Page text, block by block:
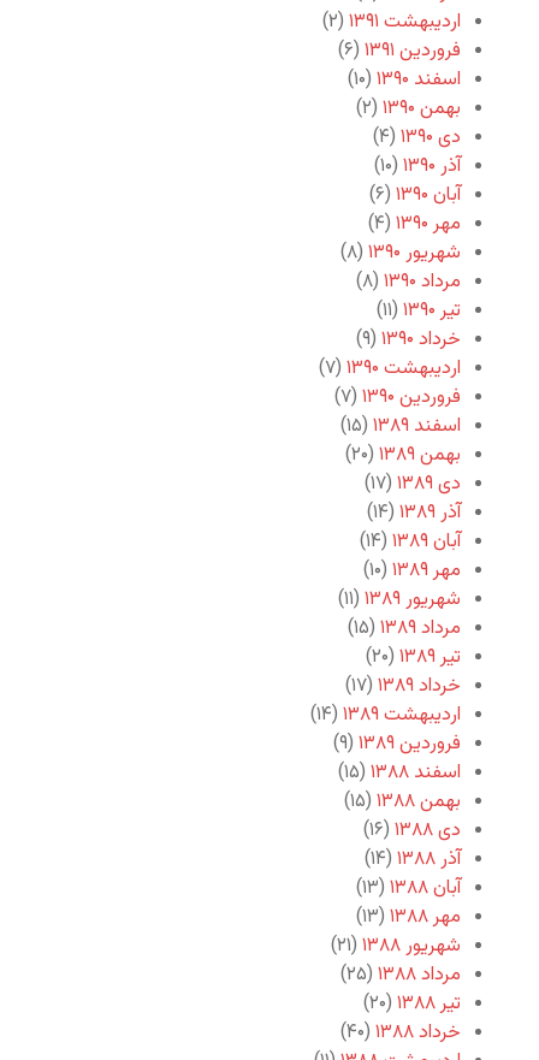
اردیبهشت ۱۳۹۱
(۲)
فروردین ۱۳۹۱
(۶)
اسفند ۱۳۹۰
(۱۰)
بهمن ۱۳۹۰
(۲)
دی ۱۳۹۰
(۴)
آذر ۱۳۹۰
(۱۰)
آبان ۱۳۹۰
(۶)
مهر ۱۳۹۰
(۴)
شهریور ۱۳۹۰
(۸)
مرداد ۱۳۹۰
(۸)
تیر ۱۳۹۰
(۱۱)
خرداد ۱۳۹۰
(۹)
اردیبهشت ۱۳۹۰
(۷)
فروردین ۱۳۹۰
(۷)
اسفند ۱۳۸۹
(۱۵)
بهمن ۱۳۸۹
(۲۰)
دی ۱۳۸۹
(۱۷)
آذر ۱۳۸۹
(۱۴)
آبان ۱۳۸۹
(۱۴)
مهر ۱۳۸۹
(۱۰)
شهریور ۱۳۸۹
(۱۱)
مرداد ۱۳۸۹
(۱۵)
تیر ۱۳۸۹
(۲۰)
خرداد ۱۳۸۹
(۱۷)
اردیبهشت ۱۳۸۹
(۱۴)
فروردین ۱۳۸۹
(۹)
اسفند ۱۳۸۸
(۱۵)
بهمن ۱۳۸۸
(۱۵)
دی ۱۳۸۸
(۱۶)
آذر ۱۳۸۸
(۱۴)
آبان ۱۳۸۸
(۱۳)
مهر ۱۳۸۸
(۱۳)
شهریور ۱۳۸۸
(۲۱)
مرداد ۱۳۸۸
(۲۵)
تیر ۱۳۸۸
(۲۰)
خرداد ۱۳۸۸
(۴۰)